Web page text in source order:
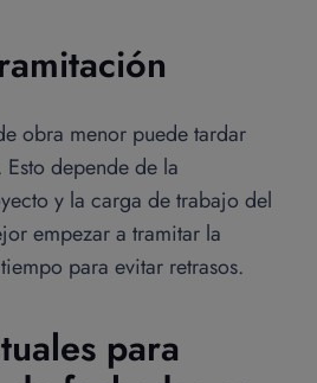
obra menor puede tardar
depende de la
y la carga de trabajo del
empezar a tramitar la
para evitar retrasos.
para